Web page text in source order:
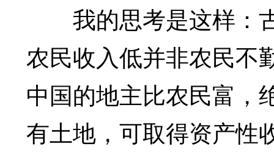
我的思考是这样：
农民收入低并非农民不
中国的地主比农民富，
有土地，可取得资产性